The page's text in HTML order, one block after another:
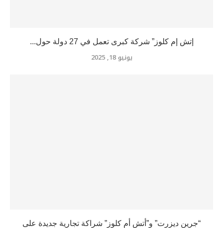
إتش إم كلوز” شركة كبرى تعمل في 27 دولة حول...
يونيو 18, 2025
“جرين ديزرت” و”أتش أم كلوز” شراكة تجارية جديدة على